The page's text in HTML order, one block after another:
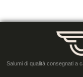
Salumi di qualità consegnati a